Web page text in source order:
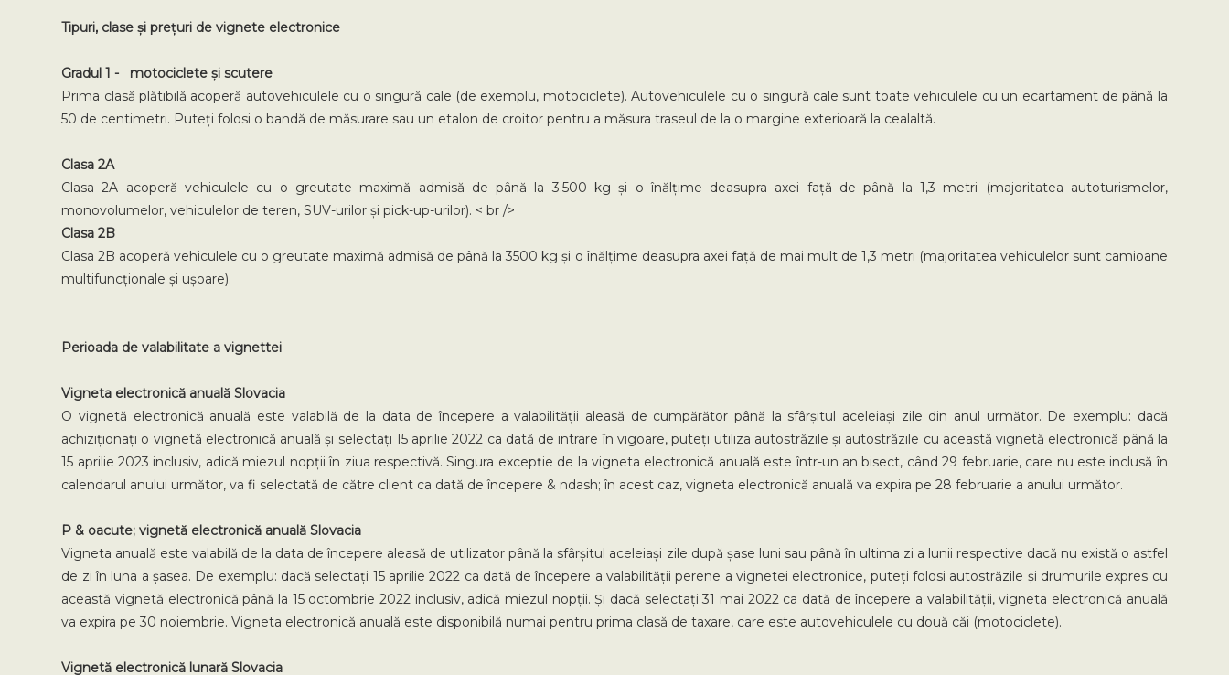
Tipuri, clase și prețuri de vignete electronice
Gradul 1 - motociclete și scutere
Prima clasă plătibilă acoperă autovehiculele cu o singură cale (de exemplu, motociclete). Autovehiculele cu o singură cale sunt toate vehiculele cu un ecartament de până la
50 de centimetri. Puteți folosi o bandă de măsurare sau un etalon de croitor pentru a măsura traseul de la o margine exterioară la cealaltă.
Clasa 2A
Clasa 2A acoperă vehiculele cu o greutate maximă admisă de până la 3.500 kg și o înălțime deasupra axei față de până la 1,3 metri (majoritatea autoturismelor,
monovolumelor, vehiculelor de teren, SUV-urilor și pick-up-urilor). < br />
Clasa 2B
Clasa 2B acoperă vehiculele cu o greutate maximă admisă de până la 3500 kg și o înălțime deasupra axei față de mai mult de 1,3 metri (majoritatea vehiculelor sunt camioane
multifuncționale și ușoare).
Perioada de valabilitate a vignettei
Vigneta electronică anuală Slovacia
O vignetă electronică anuală este valabilă de la data de începere a valabilității aleasă de cumpărător până la sfârșitul aceleiași zile din anul următor. De exemplu: dacă
achiziționați o vignetă electronică anuală și selectați 15 aprilie 2022 ca dată de intrare în vigoare, puteți utiliza autostrăzile și autostrăzile cu această vignetă electronică până la
15 aprilie 2023 inclusiv, adică miezul nopții în ziua respectivă. Singura excepție de la vigneta electronică anuală este într-un an bisect, când 29 februarie, care nu este inclusă în
calendarul anului următor, va fi selectată de către client ca dată de începere & ndash; în acest caz, vigneta electronică anuală va expira pe 28 februarie a anului următor.
P & oacute; vignetă electronică anuală Slovacia
Vigneta anuală este valabilă de la data de începere aleasă de utilizator până la sfârșitul aceleiași zile după șase luni sau până în ultima zi a lunii respective dacă nu există o astfel
de zi în luna a șasea. De exemplu: dacă selectați 15 aprilie 2022 ca dată de începere a valabilității perene a vignetei electronice, puteți folosi autostrăzile și drumurile expres cu
această vignetă electronică până la 15 octombrie 2022 inclusiv, adică miezul nopții. Și dacă selectați 31 mai 2022 ca dată de începere a valabilității, vigneta electronică anuală
va expira pe 30 noiembrie. Vigneta electronică anuală este disponibilă numai pentru prima clasă de taxare, care este autovehiculele cu două căi (motociclete).
Vignetă electronică lunară Slovacia